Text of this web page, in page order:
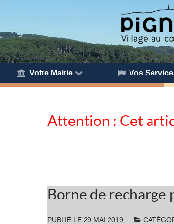
Votre Mairie Vos
Attention : Cet
Borne de recharge
PUBLIÉ LE 29 MAI 2019